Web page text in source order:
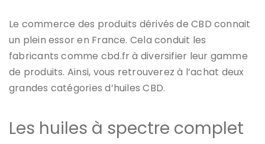
Le commerce des produits dérivés de CBD connait
un plein essor en France. Cela conduit les
fabricants comme cbd.fr à diversifier leur gamme
de produits. Ainsi, vous retrouverez à l’achat deux
grandes catégories d’huiles CBD.
Les huiles à spectre complet